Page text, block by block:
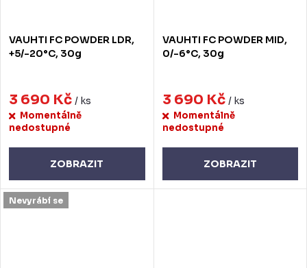
VAUHTI FC POWDER LDR,
+5/-20°C, 30g
3 690 Kč / ks
Momentálně
nedostupné
ZOBRAZIT
VAUHTI FC POWDER MID,
0/-6°C, 30g
3 690 Kč / ks
Momentálně
nedostupné
ZOBRAZIT
Nevyrábí se